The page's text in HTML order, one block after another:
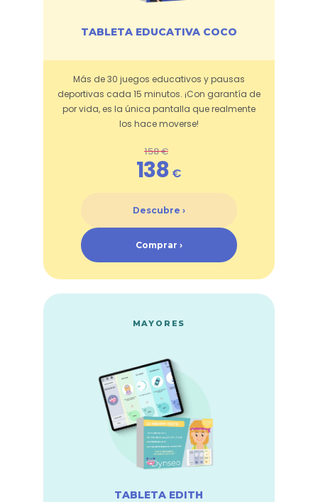
TABLETA EDUCATIVA COCO
Más de 30 juegos educativos y pausas
deportivas cada 15 minutos. ¡Con garantía de
por vida, es la única pantalla que realmente
los hace moverse!
158 €
138 €
Descubre ›
Comprar ›
MAYORES
TABLETA EDITH